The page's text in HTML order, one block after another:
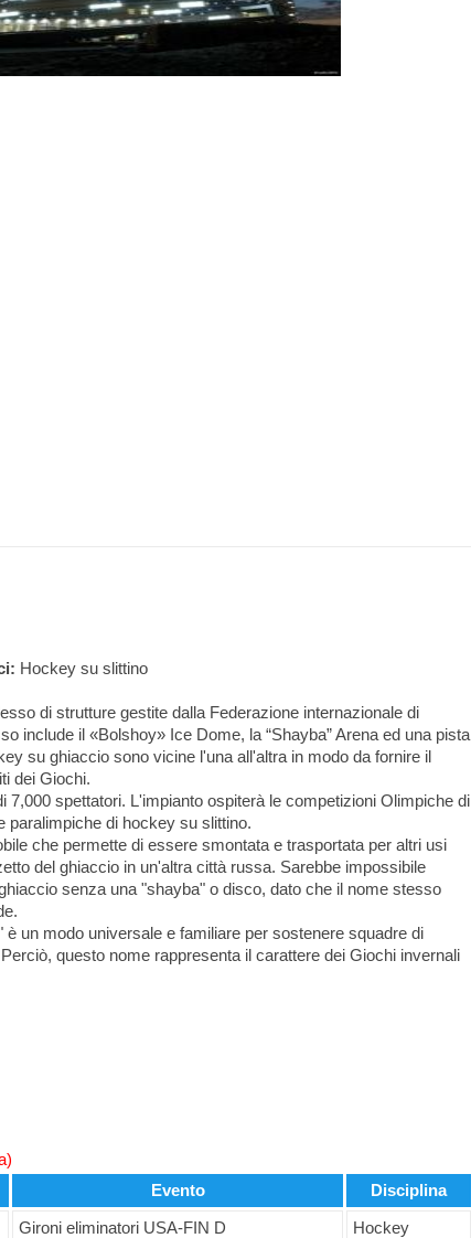
Hockey su slittino
di strutture gestite dalla Federazione internazionale di
include il «Bolshoy» Ice Dome, la “Shayba” Arena ed una pista
su ghiaccio sono vicine l'una all'altra in modo da fornire il
dei Giochi.
7,000 spettatori. L'impianto ospiterà le competizioni Olimpiche di
paralimpiche di hockey su slittino.
che permette di essere smontata e trasportata per altri usi
del ghiaccio in un'altra città russa. Sarebbe impossibile
senza una "shayba" o disco, dato che il nome stesso
è un modo universale e familiare per sostenere squadre di
questo nome rappresenta il carattere dei Giochi invernali
Evento
Disciplina
Gironi eliminatori USA-FIN D Hockey